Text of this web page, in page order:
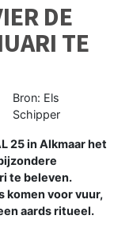
DE
TE
Bron: Els
Schipper
25 in Alkmaar het
te beleven.
komen voor vuur,
aards ritueel.